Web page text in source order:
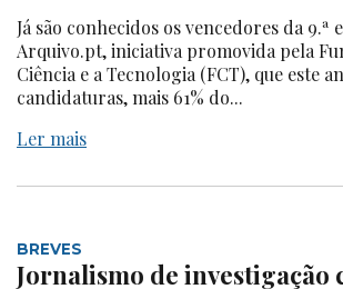
Já são conhecidos os vencedores da 9.ª
Arquivo.pt, iniciativa promovida pela
Ciência e a Tecnologia (FCT), que este
candidaturas, mais 61% do...
Ler mais
BREVES
Jornalismo de investigação